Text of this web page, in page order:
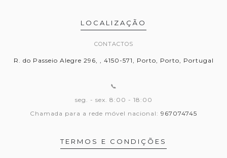
LOCALIZAÇÃO
CONTACTOS
R. do Passeio Alegre 296, , 4150-571, Porto, Porto, Portugal
📞
seg. - sex. 8:00 - 18:00
Chamada para a rede móvel nacional: 967074745
TERMOS E CONDIÇÕES